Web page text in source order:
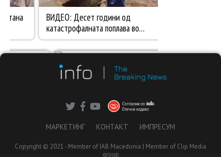
МАРКЕТИНГ КОНТАКТ ИМПРЕСУМ
Copyright © 2021 - Member of IAB Macedonia | Member of Clip Media
group